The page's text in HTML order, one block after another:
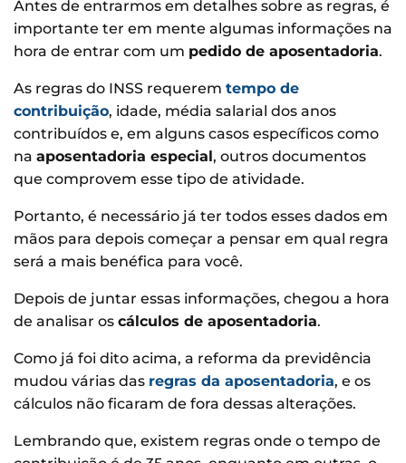
Antes de entrarmos em detalhes sobre as regras, é
importante ter em mente algumas informações na
hora de entrar com um pedido de aposentadoria.
As regras do INSS requerem tempo de
contribuição, idade, média salarial dos anos
contribuídos e, em alguns casos específicos como
na aposentadoria especial, outros documentos
que comprovem esse tipo de atividade.
Portanto, é necessário já ter todos esses dados em
mãos para depois começar a pensar em qual regra
será a mais benéfica para você.
Depois de juntar essas informações, chegou a hora
de analisar os cálculos de aposentadoria.
Como já foi dito acima, a reforma da previdência
mudou várias das regras da aposentadoria, e os
cálculos não ficaram de fora dessas alterações.
Lembrando que, existem regras onde o tempo de